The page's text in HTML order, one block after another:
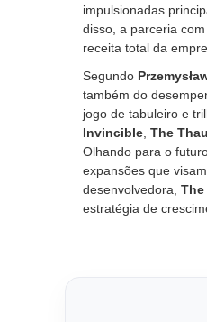
impulsionadas
disso, a parceria
receita total da
Segundo
também do
jogo de tabuleiro e
Invincible, The
Olhando para o
expansões que
desenvolvedora, The
estratégia de